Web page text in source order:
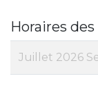
Horaires
Juillet 2026